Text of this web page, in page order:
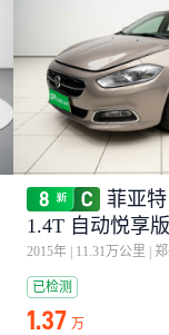
菲亚
1.4T 自动悦享版
2015年 11.31万公里
已检测
1.37 万